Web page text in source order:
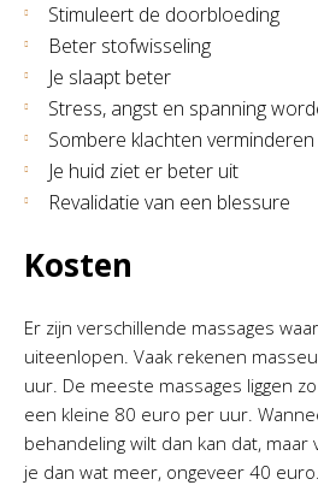
Stimuleert de doorbloeding
Beter stofwisseling
Je slaapt beter
Stress, angst en spanning
Sombere klachten verminderen
Je huid ziet er beter uit
Revalidatie van een blessure
Kosten
Er zijn verschillende massages
uiteenlopen. Vaak rekenen
uur. De meeste massages liggen
een kleine 80 euro per uur.
behandeling wilt dan kan dat,
je dan wat meer, ongeveer 40